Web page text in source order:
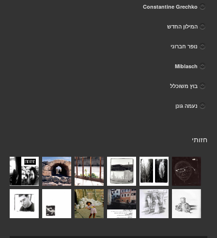
Constantine Grechko
המילון החדש
נופר חברוני
Miblasch
בוץ משוכלל
נעמה גונן
חזותי